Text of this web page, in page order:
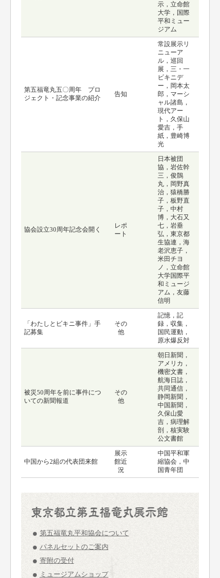
示，立命館
大学，国際
平和ミュー
ジアム
第五福竜丸五〇周年 プロ
ジェクト・記念事業の紹介
告知
常設展示リ
ニューア
ル，巡回
展，三・一
ビキニデ
ー，岡本太
郎，マーシ
ャル諸島，
現代アー
ト，久保山
愛吉，手
紙，豊崎博
光
協会設立30周年記念会開く
レポ
ート
日本被団
協，岩佐幹
三，俊鶻
丸，岡野真
治，猿橋勝
子，板野直
子，中村
博，大石又
七，岩垂
弘，東京都
生協連，海
老沢恵子，
米田チヨ
ノ，立命館
大学国際平
和ミュージ
アム，友藤
信明
「わたしとビキニ事件」手
記募集
その
他
記憶，記
録，収集，
国民運動，
原水爆反対
被災50周年を前に事件につ
いての新聞報道
その
他
朝日新聞，
アメリカ，
機密文書，
航海日誌，
共同通信，
静岡新聞，
中国新聞，
久保山愛
吉，病理解
剖，核実験
公文書館
中国から2組の代表団来館
展示
館近
況
中国平和軍
縮協会，中
国青年団
第五福竜丸平和協会について
パネルセットのご案内
寄附の受付
ミュージアムショップ